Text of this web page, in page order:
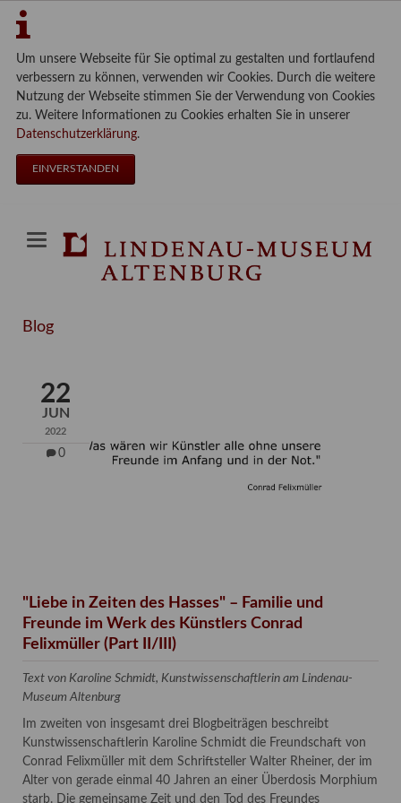
Um unsere Webseite für Sie optimal zu gestalten und fortlaufend
verbessern zu können, verwenden wir Cookies. Durch die weitere
Nutzung der Webseite stimmen Sie der Verwendung von Cookies
zu. Weitere Informationen zu Cookies erhalten Sie in unserer
Datenschutzerklärung.
EINVERSTANDEN
Blog
22
JUN
2022
0
"Liebe in Zeiten des Hasses" – Familie und
Freunde im Werk des Künstlers Conrad
Felixmüller (Part II/III)
Text von Karoline Schmidt, Kunstwissenschaftlerin am Lindenau-
Museum Altenburg
Im zweiten von insgesamt drei Blogbeiträgen beschreibt
Kunstwissenschaftlerin Karoline Schmidt die Freundschaft von
Conrad Felixmüller mit dem Schriftsteller Walter Rheiner, der im
Alter von gerade einmal 40 Jahren an einer Überdosis Morphium
starb. Die gemeinsame Zeit und den Tod des Freundes